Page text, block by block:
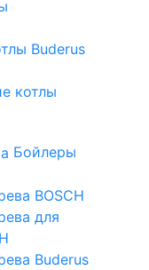
Buderus
котлы
Бойлеры
BOSCH
для
Buderus